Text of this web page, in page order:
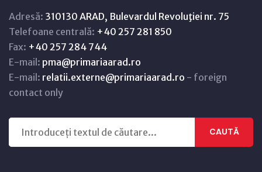
Adresă: 310130 ARAD, Bulevardul Revoluţiei nr. 75
Telefoane centrală: +40 257 281 850
Fax: +40 257 284 744
E-mail: pma@primariaarad.ro
E-mail: relatii.externe@primariaarad.ro - foreign
contact only
CAUTĂ